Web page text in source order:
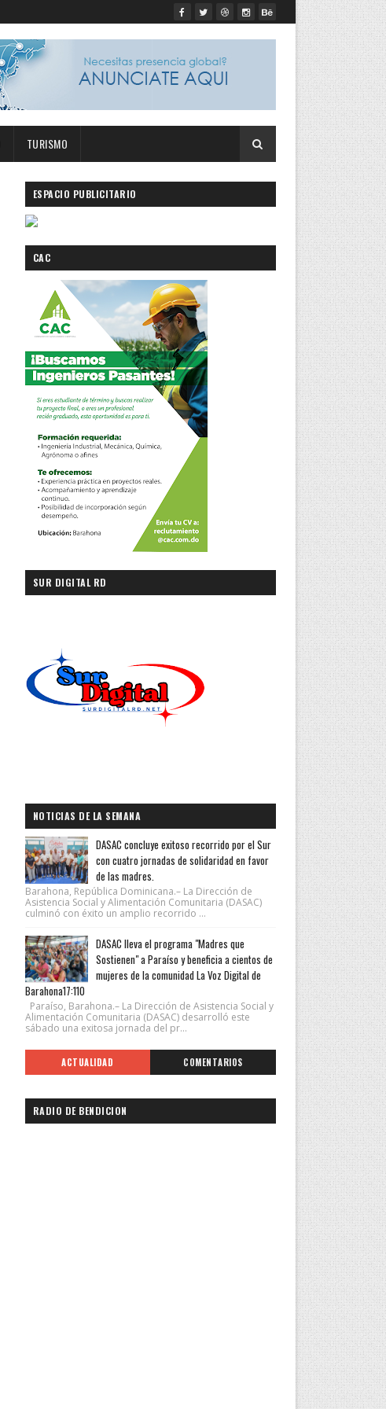
TURISMO
ESPACIO PUBLICITARIO
CAC
SUR DIGITAL RD
NOTICIAS DE LA SEMANA
DASAC concluye exitoso recorrido por el Sur
con cuatro jornadas de solidaridad en favor
de las madres.
Barahona, República Dominicana.– La Dirección de
Asistencia Social y Alimentación Comunitaria (DASAC)
culminó con éxito un amplio recorrido ...
DASAC lleva el programa "Madres que
Sostienen" a Paraíso y beneficia a cientos de
mujeres de la comunidad La Voz Digital de
Barahona17:110
Paraíso, Barahona.– La Dirección de Asistencia Social y
Alimentación Comunitaria (DASAC) desarrolló este
sábado una exitosa jornada del pr...
ACTUALIDAD COMENTARIOS
RADIO DE BENDICION